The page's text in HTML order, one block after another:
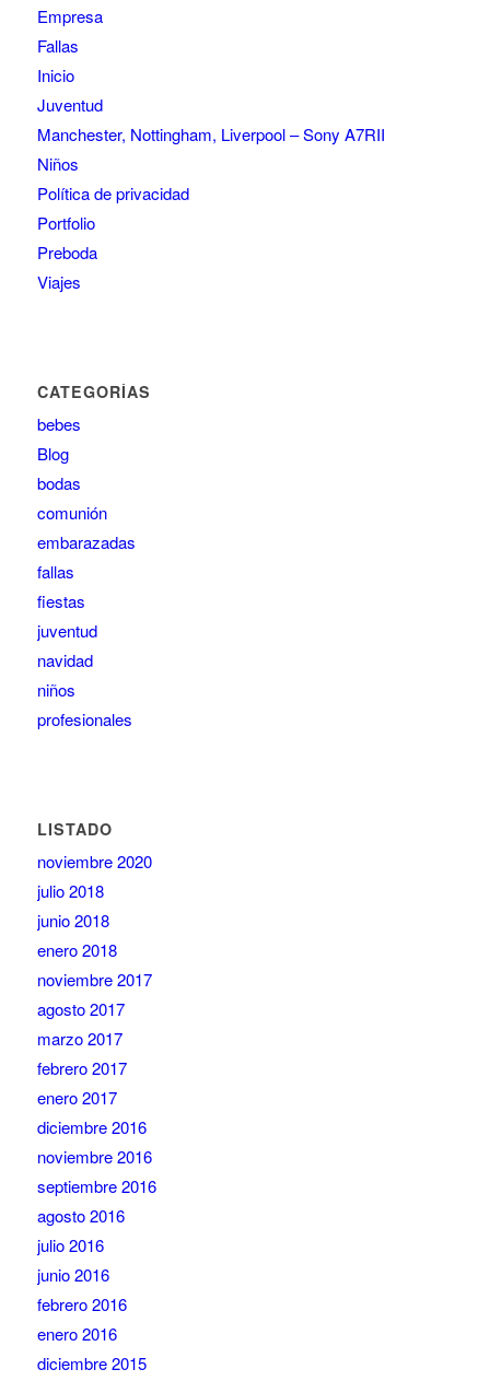
Empresa
Fallas
Inicio
Juventud
Manchester, Nottingham, Liverpool – Sony A7RII
Niños
Política de privacidad
Portfolio
Preboda
Viajes
CATEGORÍAS
bebes
Blog
bodas
comunión
embarazadas
fallas
fiestas
juventud
navidad
niños
profesionales
LISTADO
noviembre 2020
julio 2018
junio 2018
enero 2018
noviembre 2017
agosto 2017
marzo 2017
febrero 2017
enero 2017
diciembre 2016
noviembre 2016
septiembre 2016
agosto 2016
julio 2016
junio 2016
febrero 2016
enero 2016
diciembre 2015